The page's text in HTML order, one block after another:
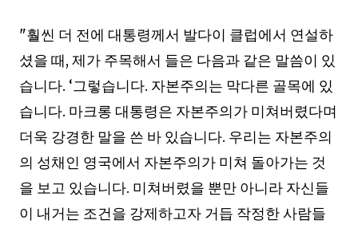
"훨씬 더 전에 대통령께서 발다이 클럽에서 연설하
셨을 때, 제가 주목해서 들은 다음과 같은 말씀이 있
습니다. ‘그렇습니다. 자본주의는 막다른 골목에 있
습니다. 마크롱 대통령은 자본주의가 미쳐버렸다며
더욱 강경한 말을 쓴 바 있습니다. 우리는 자본주의
의 성채인 영국에서 자본주의가 미쳐 돌아가는 것
을 보고 있습니다. 미쳐버렸을 뿐만 아니라 자신들
이 내거는 조건을 강제하고자 거듭 작정한 사람들